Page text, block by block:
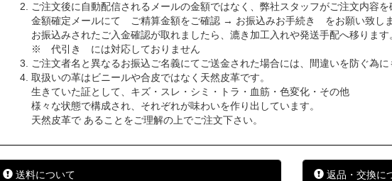
ご注文後に自動配信されるメールの金額ではなく、弊社スタッフがご注文内容を
金額確定メールにて ご精算金額をご確認 → お振込みお手続き をお願い致しま
お振込みされたご入金確認が取れましたら、漉き加工入れや発送手配へ移ります
※ 代引き には対応しておりません
ご注文者名と異なるお振込ご名義にてご送金された場合には、間違いを防ぐ為に
取扱いの革はビニールや合皮ではなく天然皮革です。
生きていた証として、キズ・スレ・シミ・トラ・血筋・色変化・その他
様々な状態で構成され、それぞれが味わいを作り出しています。
天然皮革で あることをご理解の上でご注文下さい。
送料について 返品・交換に